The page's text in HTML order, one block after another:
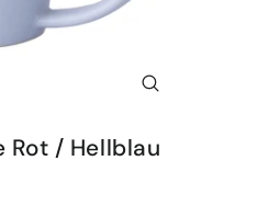
Rot / Hellblau